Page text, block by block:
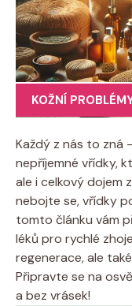
KOŽNÍ
Každý z nás to zná
nepříjemné vřídky,
ale i celkový dojem
nebojte se, vřídky
tomto článku vám
léků pro rychlé
regenerace, ale
Připravte se na
a bez vrásek!